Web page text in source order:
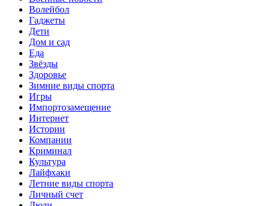
Волейбол
Гаджеты
Дети
Дом и сад
Еда
Звёзды
Здоровье
Зимние виды спорта
Игры
Импортозамещение
Интернет
Истории
Компании
Криминал
Культура
Лайфхаки
Летние виды спорта
Личный счет